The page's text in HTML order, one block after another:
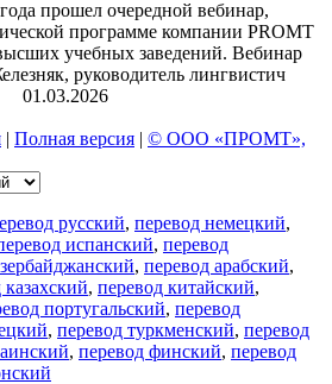
прошел очередной вебинар,
программе компании PROMT
учебных заведений. Вебинар
руководитель лингвистич
01.03.2026
| Полная версия | © ООО «ПРОМТ»,
русский, перевод немецкий,
испанский, перевод
, перевод арабский,
, перевод китайский,
португальский, перевод
, перевод туркменский, перевод
, перевод финский, перевод